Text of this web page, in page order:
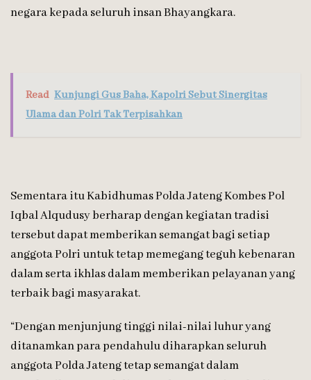
negara kepada seluruh insan Bhayangkara.
Read Kunjungi Gus Baha, Kapolri Sebut Sinergitas
Ulama dan Polri Tak Terpisahkan
Sementara itu Kabidhumas Polda Jateng Kombes Pol
Iqbal Alqudusy berharap dengan kegiatan tradisi
tersebut dapat memberikan semangat bagi setiap
anggota Polri untuk tetap memegang teguh kebenaran
dalam serta ikhlas dalam memberikan pelayanan yang
terbaik bagi masyarakat.
“Dengan menjunjung tinggi nilai-nilai luhur yang
ditanamkan para pendahulu diharapkan seluruh
anggota Polda Jateng tetap semangat dalam